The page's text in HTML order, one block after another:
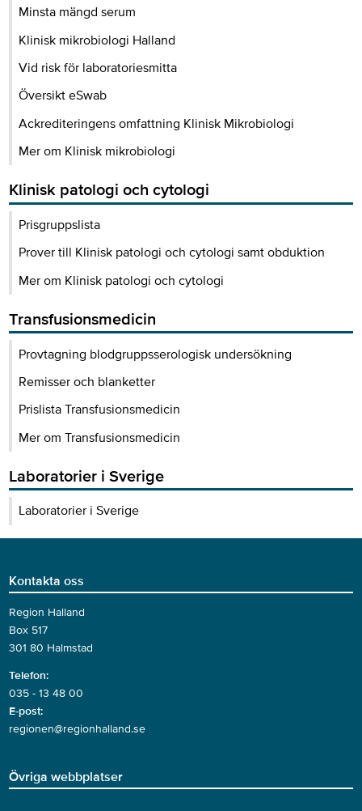
Minsta mängd serum
Klinisk mikrobiologi Halland
Vid risk för laboratoriesmitta
Översikt eSwab
Ackrediteringens omfattning Klinisk Mikrobiologi
Mer om Klinisk mikrobiologi
Klinisk patologi och cytologi
Prisgruppslista
Prover till Klinisk patologi och cytologi samt obduktion
Mer om Klinisk patologi och cytologi
Transfusionsmedicin
Provtagning blodgruppsserologisk undersökning
Remisser och blanketter
Prislista Transfusionsmedicin
Mer om Transfusionsmedicin
Laboratorier i Sverige
Laboratorier i Sverige
Kontakta oss
Region Halland
Box 517
301 80 Halmstad
Telefon:
035 - 13 48 00
E-post:
regionen@regionhalland.se
Övriga webbplatser